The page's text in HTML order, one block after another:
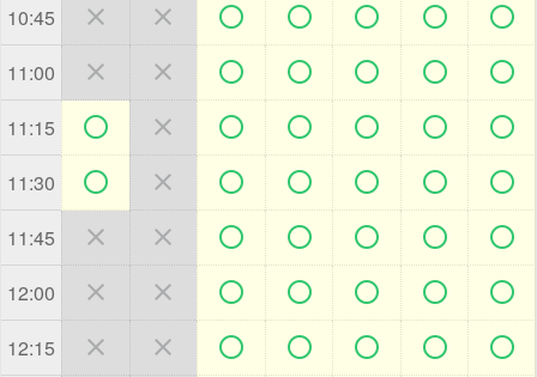
10:45       
11:00       
11:15       
11:30       
11:45       
12:00       
12:15       